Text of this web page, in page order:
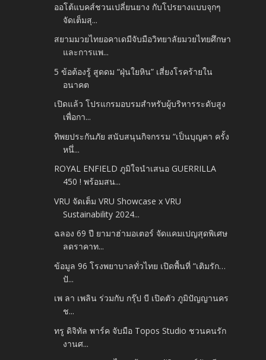
ออโต้แบคส์ชวนเปลี่ยนยาง กับโปรยางแบบจุกๆ
จัดเต็มสุ...
สยามมวยไทยอคาเดมีจับมือวิทยาลัยมวยไทยศึกษา
และการแพ...
5 ข้อต้องรู้ สูดดม “ฝุ่นใยหิน” เสี่ยงโรคร้ายใน
อนาคต
เปิดแล้ว โปรแกรมอบรมสำหรับผู้บริหารระดับสูง
เพื่อกา...
ทิพยประกันภัย สนับสนุนกิจกรรม “เป็นบุญตา ครั้ง
หนึ่...
ROYAL ENFIELD ภูมิใจนำเสนอ GUERRILLA
450 ! พร้อมสน...
VRU จัดเต็ม VRU Showcase x VRU
Sustainability 2024...
ฉลอง 69 ปี ยามาฮ่ามอเตอร์ จัดแคมเปญสุดพิเศษ
ลดราคาท...
ข้อมูล 96 โรงพยาบาลทั่วไทย เปิดพื้นที่ “เติมรัก…
ปั...
เพ ลา เพลิน ร่วมกับ กรุ๊ป บี เปิดตัว ภูมิปัญญานคร
ช...
ทรู ดิจิทัล พาร์ค จับมือ Topos Studio ชวนคนรัก
งานศ...